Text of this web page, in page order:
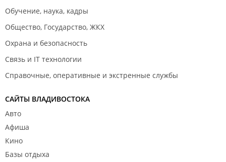
Обучение, наука, кадры
Общество, Государство, ЖКХ
Охрана и безопасность
Связь и IT технологии
Справочные, оперативные и экстренные службы
САЙТЫ ВЛАДИВОСТОКА
Авто
Афиша
Кино
Базы отдыха